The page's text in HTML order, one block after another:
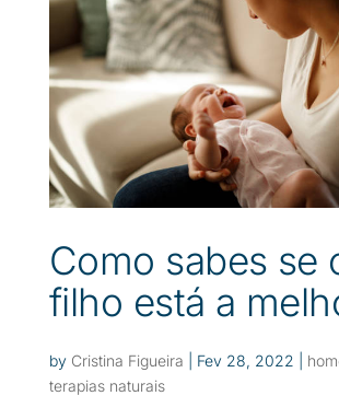
Como sabes se
filho está a
by Cristina Figueira Fev 28, 2022
terapias naturais